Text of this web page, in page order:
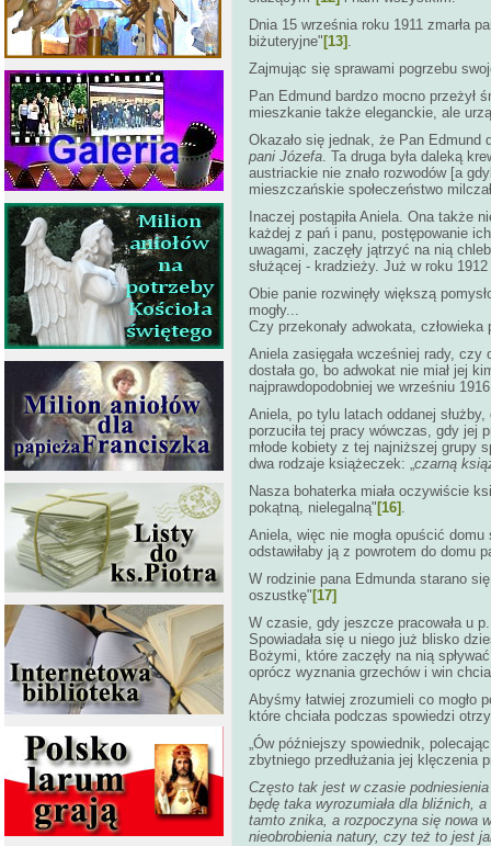
Dnia 15 września roku 1911 zmarła
biżuteryjne" [13] .
Zajmując się sprawami pogrzebu
Pan Edmund bardzo mocno przeżył
mieszkanie także eleganckie, ale
Okazało się jednak, że Pan Edmund
pani Józefa. Ta druga była daleką
austriackie nie znało rozwodów [a
mieszczańskie społeczeństwo
Inaczej postąpiła Aniela. Ona także
każdej z pań i panu, postępowanie
uwagami, zaczęły jątrzyć na nią
służącej - kradzieży. Już w roku
Obie panie rozwinęły większą
mogły...
Czy przekonały adwokata,
Aniela zasięgała wcześniej rady,
dostała go, bo adwokat nie miał jej
najprawdopodobniej we wrześniu
Aniela, po tylu latach oddanej
porzuciła tej pracy wówczas, gdy jej
młode kobiety z tej najniższej grupy
dwa rodzaje książeczek: „czarną
Nasza bohaterka miała oczywiście
pokątną, nielegalną" [16] .
Aniela, więc nie mogła opuścić
odstawiłaby ją z powrotem do domu
W rodzinie pana Edmunda starano
oszustkę" [17]
W czasie, gdy jeszcze pracowała u
Spowiadała się u niego już blisko
Bożymi, które zaczęły na nią
oprócz wyznania grzechów i win
Abyśmy łatwiej zrozumieli co mogło
które chciała podczas spowiedzi
„Ów późniejszy spowiednik,
zbytniego przedłużania jej klęczenia
Często tak jest w czasie
będę taka wyrozumiała dla bliźnich,
tamto znika, a rozpoczyna się nowa
nieobrobienia natury, czy też to jest